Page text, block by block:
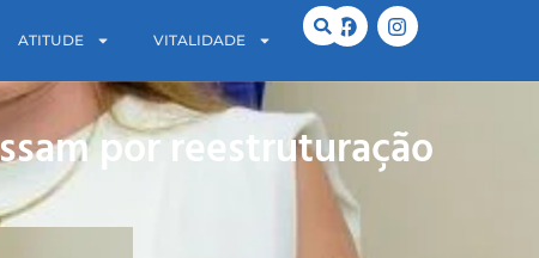
ATITUDE VITALIDADE
por reestruturação